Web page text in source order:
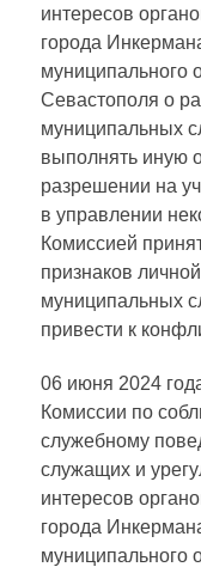
интересов
города
муниципального
Севастополя о
муниципальных
выполнять иную
разрешении на
в управлении
Комиссией
признаков
муниципальных
привести к
06 июня 2024
Комиссии по
служебному
служащих и
интересов
города
муниципального